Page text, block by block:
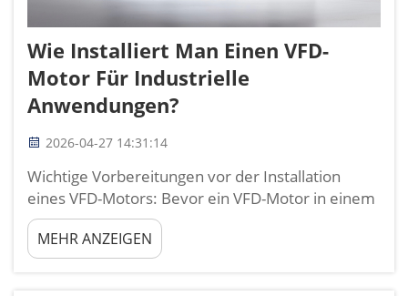
Wie Installiert Man Einen VFD-
Motor Für Industrielle
Anwendungen?
2026-04-27 14:31:14
Wichtige Vorbereitungen vor der Installation
eines VFD-Motors: Bevor ein VFD-Motor in einem
industriellen Umfeld installiert wird, gewährleistet
eine gründliche Vorbereitung Sicherheit, Stabilität
und eine lange Lebensdauer. Basierend auf
MEHR ANZEIGEN